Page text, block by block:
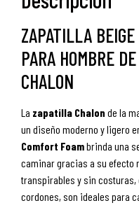
ZAPATILLA
PARA HOMBRE
CHALON
La zapatilla Chalon de la
un diseño moderno y ligero
Comfort Foambrinda una
caminar gracias a su efecto
transpirables y sin
cordones, son ideales para